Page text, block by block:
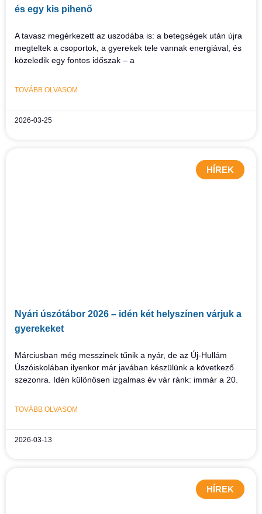
és egy kis pihenő
A tavasz megérkezett az uszodába is: a betegségek után újra
megteltek a csoportok, a gyerekek tele vannak energiával, és
közeledik egy fontos időszak – a
TOVÁBB OLVASOM
2026-03-25
HÍREK
Nyári úszótábor 2026 – idén két helyszínen várjuk a
gyerekeket
Márciusban még messzinek tűnik a nyár, de az Új-Hullám
Úszóiskolában ilyenkor már javában készülünk a következő
szezonra. Idén különösen izgalmas év vár ránk: immár a 20.
TOVÁBB OLVASOM
2026-03-13
HÍREK